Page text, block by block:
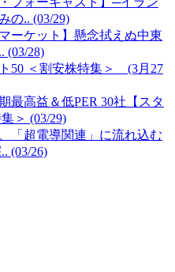
の.. (03/29)
ーケット】懸念拭えぬ中東
(03/28)
50 ＜割安株特集＞ (3月27
最高益＆低PER 30社【スタ
＞ (03/29)
「超電導関連」に流れ込む
(03/26)